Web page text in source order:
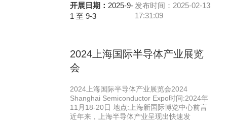
开展日期： 2025-9-
1 至 9-3
发布时间：2025-02-13
17:31:09
2024上海国际半导体产业展览
会
2024上海国际半导体产业展览会2024
Shanghai Semiconductor Expo时间:2024年
11月18-20日 地点:上海新国际博览中心前言
近年来，上海半导体产业呈现出快速发